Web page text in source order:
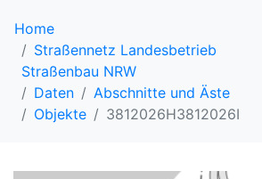
Home
Straßennetz Landesbetrieb
Straßenbau NRW
Daten
Abschnitte und Äste
Objekte
3812026H3812026I